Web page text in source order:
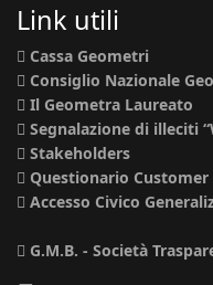
Link utili
Cassa Geometri
Consiglio Nazionale
Il Geometra Laureato
Segnalazione di illeciti
Stakeholders
Questionario
Accesso Civico
G.M.B. - Società